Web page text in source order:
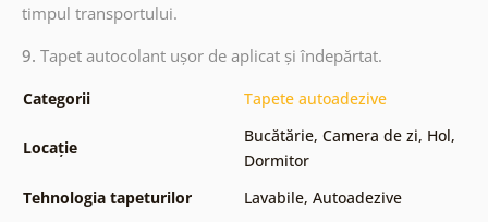
timpul transportului.
9. Tapet autocolant ușor de aplicat și îndepărtat.
Categorii Tapete autoadezive
Locație
Bucătărie, Camera de zi, Hol,
Dormitor
Tehnologia tapeturilor
Lavabile, Autoadezive